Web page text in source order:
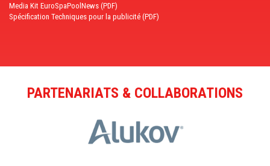
Media Kit EuroSpaPoolNews (PDF)
Spécification Techniques pour la publicité (PDF)
PARTENARIATS & COLLABORATIONS